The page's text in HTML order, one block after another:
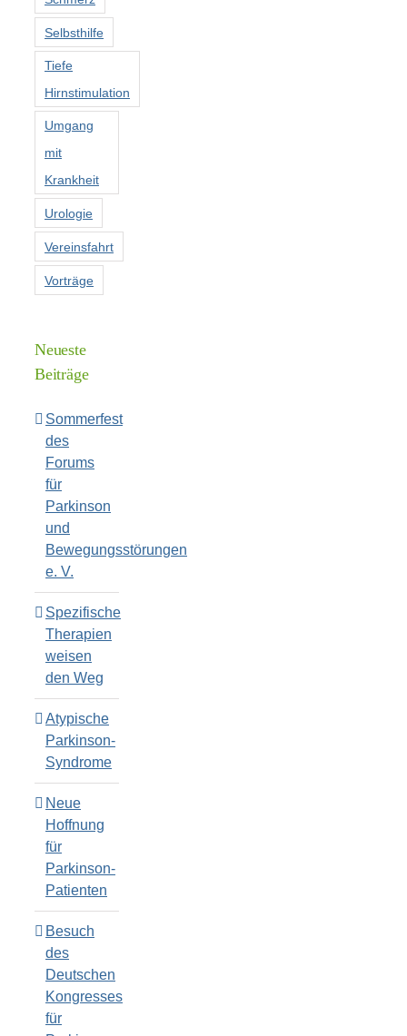
Selbsthilfe
Tiefe
Hirnstimulation
Umgang
mit
Krankheit
Urologie
Vereinsfahrt
Vorträge
Neueste
Beiträge
Sommerfest
des
Forums
für
Parkinson
und
Bewegungsstörungen
e. V.
Spezifische
Therapien
weisen
den Weg
Atypische
Parkinson-
Syndrome
Neue
Hoffnung
für
Parkinson-
Patienten
Besuch
des
Deutschen
Kongresses
für